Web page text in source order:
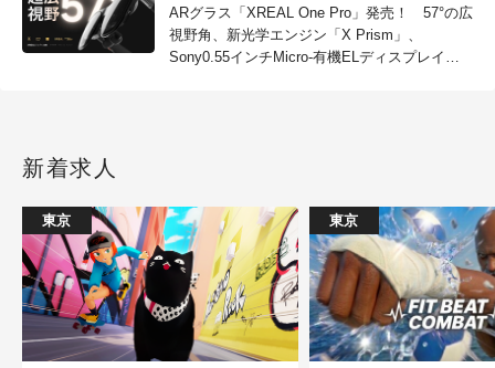
ARグラス「XREAL One Pro」発売！ 57°の広
視野角、新光学エンジン「X Prism」、
Sony0.55インチMicro-有機ELディスプレイ搭
新着求人
東京 東京